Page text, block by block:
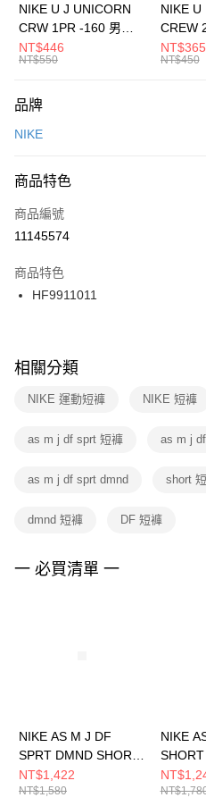
元大商業銀行
台灣樂天信用卡公司
全盈+PAY
AFTEE先享後付
【關於「AFTEE先享後付」】
便利好安心！
３．安心：先確認商品／服務後，再付
【「AFTEE先享後付」結帳流程】
１．於結帳方式選擇「AFTEE先享後
２．訂單成立數日內，您將收到繳費通
３．收到繳費通知簡訊後14天內，點
ATM／網路銀行／等多元方式進行付款
※ 交易是否成功請以「AFTEE先享後
是否繳費成功／繳費後需取消欲退款等
客戶支援中心」https://
１．透過由恩沛科技股份有限公司提
權轉讓予恩沛科技股份有限公司。
３．未成年的使用者請事先徵得法定
４．使用「AFTEE先享後付」時，將
運送方式
每筆NT$100，滿NT$1,500(含以上
宅配
每筆NT$100，滿NT$1,500(含以上
付款後門市自取
每筆NT$100，滿NT$1,500(含以上
NIKE U J UNICORN
CRW 1PR -160 男女
中統襪 FZ3393100
NT$446
NT$550
NIKE U
CREW
NT$365
NT$450
品牌
NIKE
商品特色
商品編號
11145574
商品特色
HF9911011
相關分類
NIKE 運動短褲 NIKE 短褲
as m j df sprt 短褲 as m j
as m j df sprt dmnd short
dmnd 短褲 DF 短褲
一 必買清單 一
NIKE AS M J DF
SPRT DMND SHORT
男 短褲 HF9911100
NT$1,422
NT$1,580
NIKE
短褲